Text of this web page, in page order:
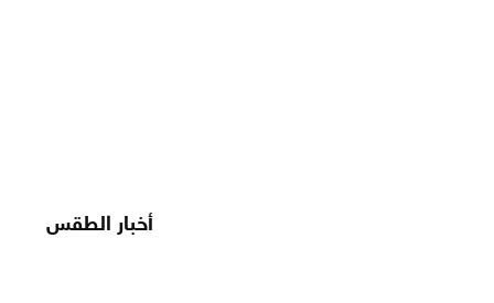
أخبار الطقس